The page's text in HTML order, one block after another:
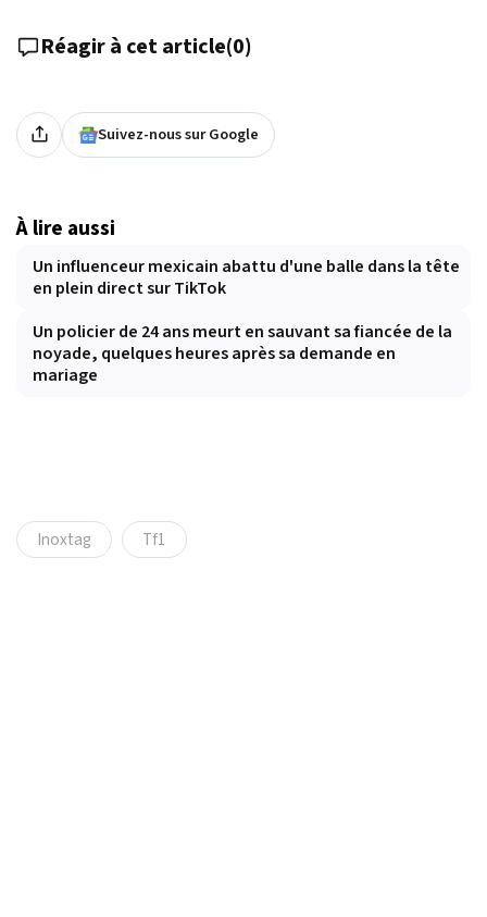
Réagir à cet article(0)
Suivez-nous sur Google
À lire aussi
Un influenceur mexicain abattu d'une balle dans la tête
en plein direct sur TikTok
Un policier de 24 ans meurt en sauvant sa fiancée de la
noyade, quelques heures après sa demande en
mariage
Inoxtag Tf1